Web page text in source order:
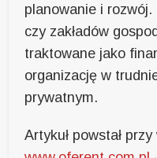
planowanie i rozwój.
czy zakładów
traktowane jako
organizację w
prywatnym.
Artykuł powstał